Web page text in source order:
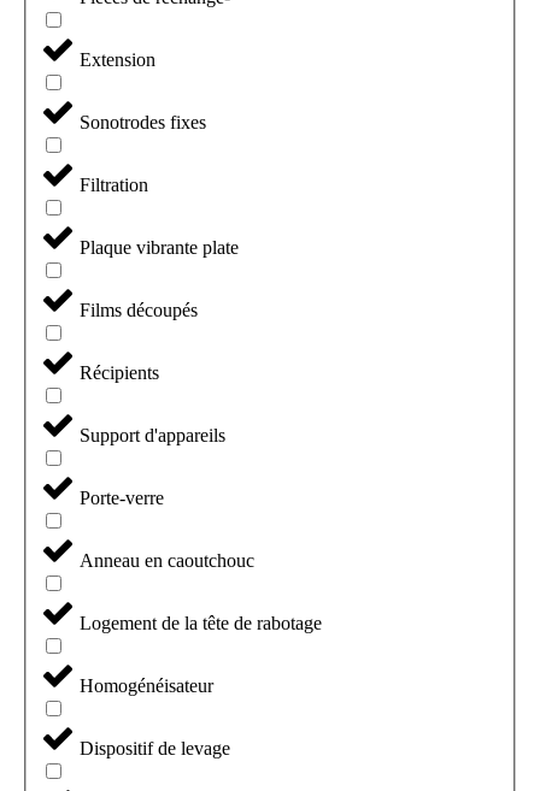
Extension
Sonotrodes fixes
Filtration
Plaque vibrante plate
Films découpés
Récipients
Support d'appareils
Porte-verre
Anneau en caoutchouc
Logement de la tête de rabotage
Homogénéisateur
Dispositif de levage